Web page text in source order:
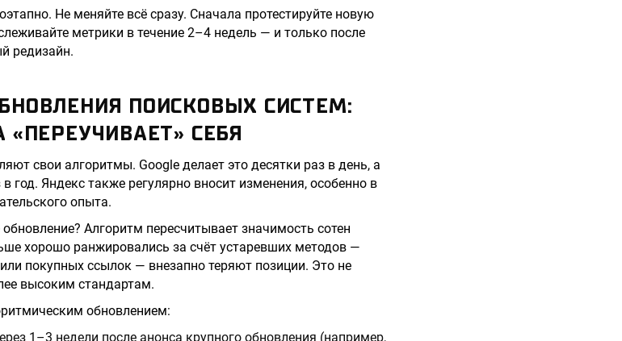
Не меняйте всё сразу. Сначала протестируйте новую
метрики в течение 2–4 недель — и только после
редизайн.
ПОИСКОВЫХ СИСТЕМ:
СЕБЯ
свои алгоритмы. Google делает это десятки раз в день, а
год. Яндекс также регулярно вносит изменения, особенно в
опыта.
Алгоритм пересчитывает значимость сотен
хорошо ранжировались за счёт устаревших методов —
покупных ссылок — внезапно теряют позиции. Это не
высоким стандартам.
обновлением:
1–3 недели после анонса крупного обновления (например,